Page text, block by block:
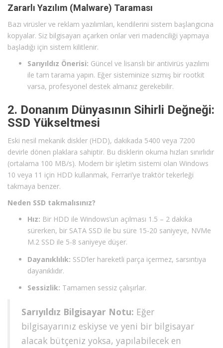
Zararlı Yazılım (Malware) Taraması
Bazı virüsler ve reklam yazılımları, kendilerini sistem başlangıcına
kopyalar. Siz bilgisayarı açarken onlar veri madenciliği yapmaya
başladığı için sistem kilitlenir.
Sarıyıldız Önerisi: Güncel ve lisanslı bir antivirüs yazılımı
ile tam tarama yapın. Eğer sisteminize sızmış bir rootkit
varsa, profesyonel destek almanız gerekebilir.
2. Donanım Dünyasının Sihirli Değneği:
SSD Yükseltmesi
Eski nesil mekanik diskler (HDD), dakikada 5400 veya 7200
devirle dönen plaklara sahiptir. Bu disklerin okuma hızları sınırlıdır
(ortalama 100 MB/s). Modern bir işletim sistemi olan Windows
10 veya 11 için HDD kullanmak, Ferrari’ye traktör tekerleği
takmaya benzer.
Neden SSD takmalısınız?
Hız: Bir HDD ile Windows’un açılması 1.5 – 2 dakika
sürerken, bir SATA SSD ile bu süre 15-20 saniyeye, NVMe
M.2 SSD ile 5-8 saniyeye düşer.
Dayanıklılık: SSD’ler hareketli parça içermez, sarsıntıya
dayanıklıdır.
Sessizlik: Tamamen sessiz çalışırlar.
Sarıyıldız Bilgisayar Notu: Eğer
bilgisayarınız eskiyse ve yeni bir bilgisayar
alacak bütçeniz yoksa, yapılabilecek en